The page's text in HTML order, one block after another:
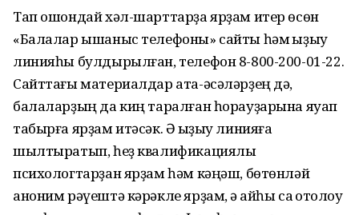
Тап ошондай хәл-шарттарҙа ярҙам итер өсөн
«Балалар ышаныс телефоны» сайты һәм ҡыҙыу
линияһы булдырылған, телефон 8-800-200-01-22.
Сайттағы материалдар ата-әсәләрҙең дә,
балаларҙың да киң таралған һорауҙарына яуап
табырға ярҙам итәсәк. Ә ҡыҙыу линияға
шылтыратып, һеҙ квалификациялы
психологтарҙан ярҙам һәм кәңәш, бөтөнләй
аноним рәүештә кәрәкле ярҙам, ә ҡайһы саҡ ҡотолоу